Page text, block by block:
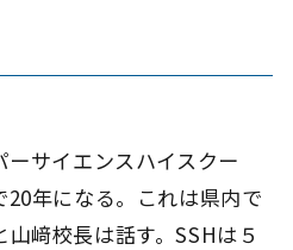
サイエンスハイスクー
年になる。これは県内で
﨑校長は話す。SSHは５